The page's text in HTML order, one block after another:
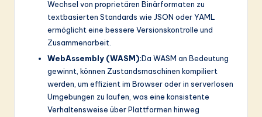
Wechsel von proprietären Binärformaten zu
textbasierten Standards wie JSON oder YAML
ermöglicht eine bessere Versionskontrolle und
Zusammenarbeit.
WebAssembly (WASM):Da WASM an Bedeutung
gewinnt, können Zustandsmaschinen kompiliert
werden, um effizient im Browser oder in serverlosen
Umgebungen zu laufen, was eine konsistente
Verhaltensweise über Plattformen hinweg